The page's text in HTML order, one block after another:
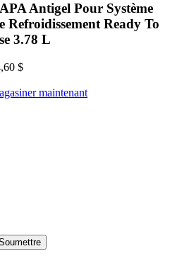
Antigel Pour Système
Refroidissement Ready To
3.78 L
$
maintenant